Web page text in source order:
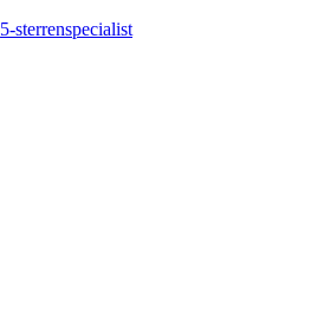
5-sterrenspecialist